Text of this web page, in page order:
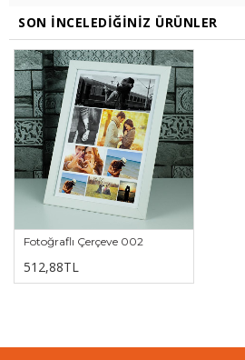
SON İNCELEDIĞINIZ ÜRÜNLER
Fotoğraflı Çerçeve 002
512,88TL